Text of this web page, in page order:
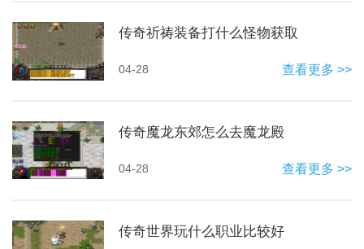
传奇祈祷装备打什么怪物获取
04-28 查看更多 >>
传奇魔龙东郊怎么去魔龙殿
04-28 查看更多 >>
传奇世界玩什么职业比较好